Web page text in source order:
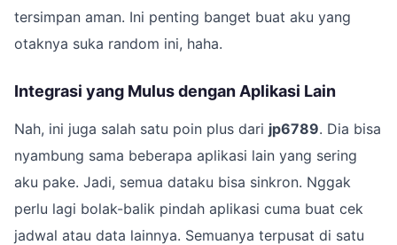
tersimpan aman. Ini penting banget buat aku yang
otaknya suka random ini, haha.
Integrasi yang Mulus dengan Aplikasi Lain
Nah, ini juga salah satu poin plus dari jp6789. Dia bisa
nyambung sama beberapa aplikasi lain yang sering
aku pake. Jadi, semua dataku bisa sinkron. Nggak
perlu lagi bolak-balik pindah aplikasi cuma buat cek
jadwal atau data lainnya. Semuanya terpusat di satu